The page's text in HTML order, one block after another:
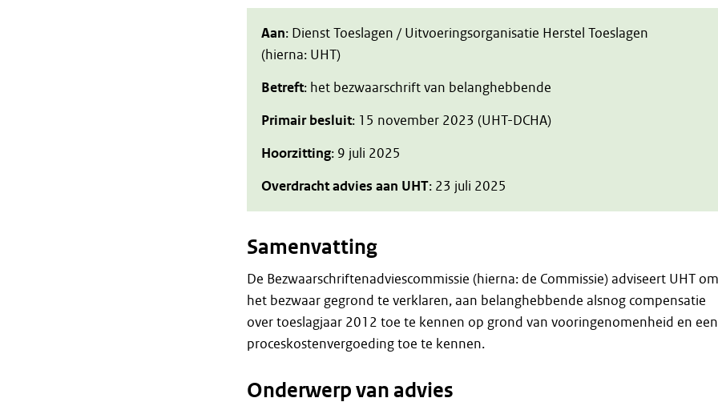
Aan: Dienst Toeslagen / Uitvoeringsorganisatie Herstel Toeslagen
(hierna: UHT)
Betreft: het bezwaarschrift van belanghebbende
Primair besluit: 15 november 2023 (UHT-DCHA)
Hoorzitting: 9 juli 2025
Overdracht advies aan UHT: 23 juli 2025
Samenvatting
De Bezwaarschriftenadviescommissie (hierna: de Commissie) adviseert UHT om
het bezwaar gegrond te verklaren, aan belanghebbende alsnog compensatie
over toeslagjaar 2012 toe te kennen op grond van vooringenomenheid en een
proceskostenvergoeding toe te kennen.
Onderwerp van advies